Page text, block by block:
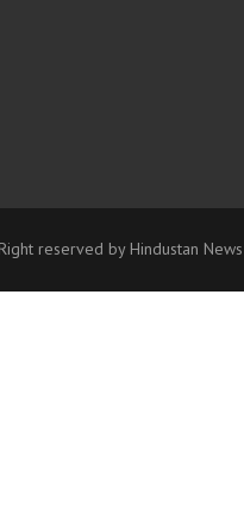
reserved by Hindustan